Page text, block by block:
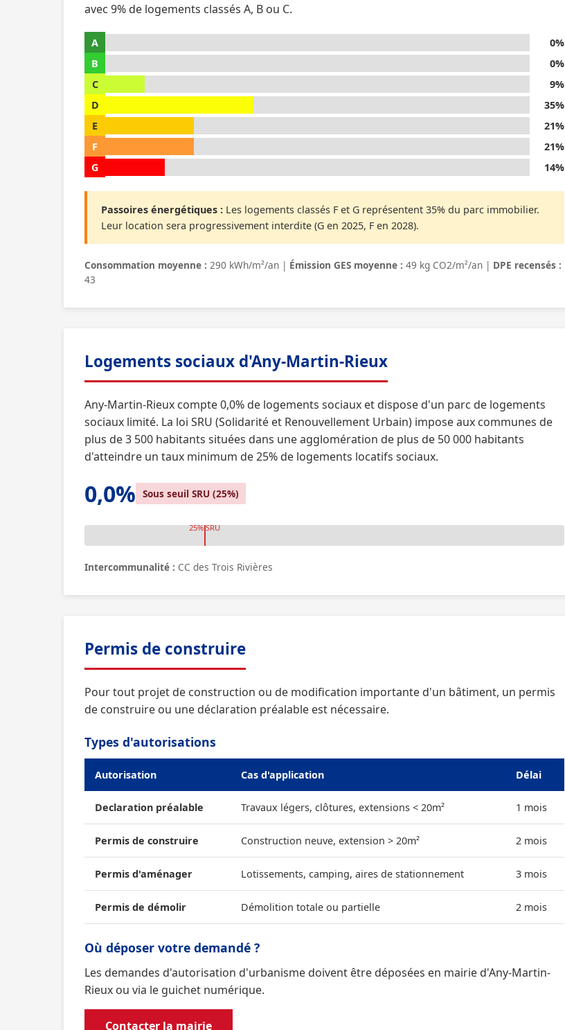
avec 9% de logements classés A, B ou C.
A
0%
B
0%
C
9%
D
35%
E
21%
F
21%
G
14%
Passoires énergétiques : Les logements classés F et G représentent 35% du parc immobilier.
Leur location sera progressivement interdite (G en 2025, F en 2028).
Consommation moyenne : 290 kWh/m²/an | Émission GES moyenne : 49 kg CO2/m²/an | DPE recensés :
43
Logements sociaux d'Any-Martin-Rieux
Any-Martin-Rieux compte 0,0% de logements sociaux et dispose d'un parc de logements
sociaux limité. La loi SRU (Solidarité et Renouvellement Urbain) impose aux communes de
plus de 3 500 habitants situées dans une agglomération de plus de 50 000 habitants
d'atteindre un taux minimum de 25% de logements locatifs sociaux.
0,0% Sous seuil SRU (25%)
25% SRU
Intercommunalité : CC des Trois Rivières
Permis de construire
Pour tout projet de construction ou de modification importante d'un bâtiment, un permis
de construire ou une déclaration préalable est nécessaire.
Types d'autorisations
Autorisation Cas d'application Délai
Declaration préalable Travaux légers, clôtures, extensions < 20m² 1 mois
Permis de construire Construction neuve, extension > 20m² 2 mois
Permis d'aménager Lotissements, camping, aires de stationnement 3 mois
Permis de démolir Démolition totale ou partielle 2 mois
Où déposer votre demandé ?
Les demandes d'autorisation d'urbanisme doivent être déposées en mairie d'Any-Martin-
Rieux ou via le guichet numérique.
Contacter la mairie